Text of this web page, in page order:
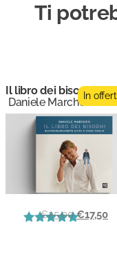
Ti
Il libro dei bisogni
Daniele MarchesiIn
€25,00 €17,50